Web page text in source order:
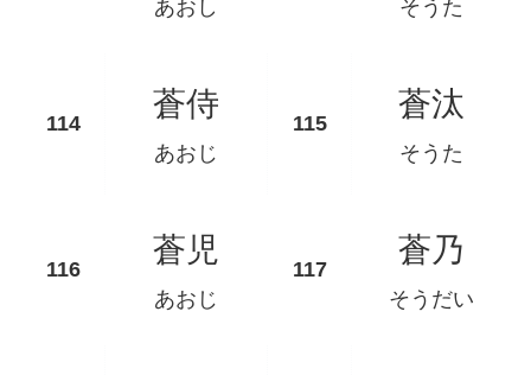
あおし そうた
蒼侍
あおじ
蒼汰
そうた
蒼児
あおじ
蒼乃
そうだい